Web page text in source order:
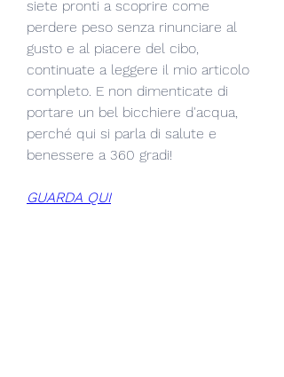
siete pronti a scoprire come
perdere peso senza rinunciare al
gusto e al piacere del cibo,
continuate a leggere il mio articolo
completo. E non dimenticate di
portare un bel bicchiere d'acqua,
perché qui si parla di salute e
benessere a 360 gradi!
GUARDA QUI